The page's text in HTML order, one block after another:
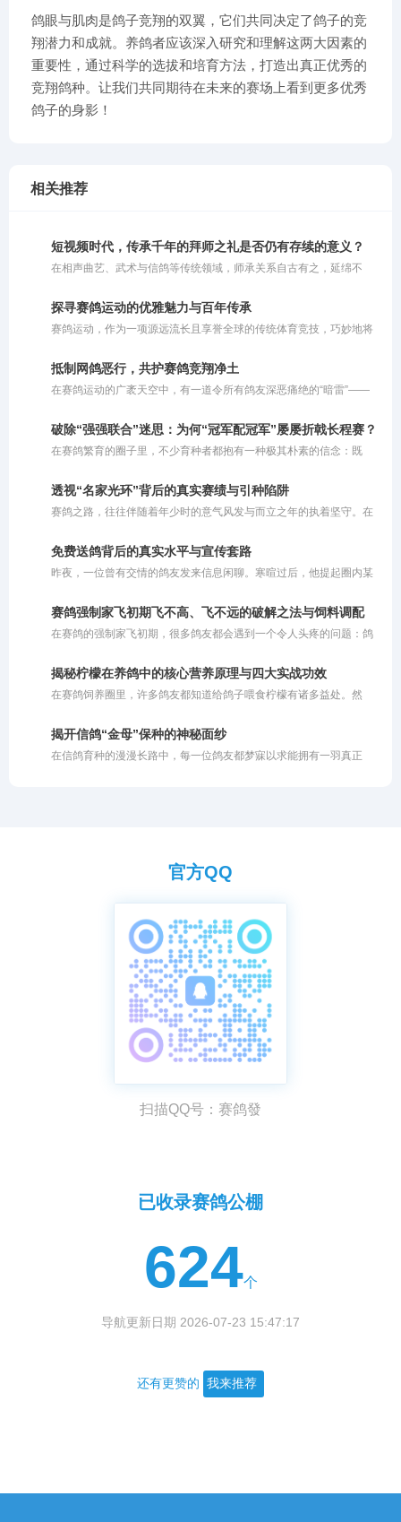
鸽眼与肌肉是鸽子竞翔的双翼，它们共同决定了鸽子的竞
翔潜力和成就。养鸽者应该深入研究和理解这两大因素的
重要性，通过科学的选拔和培育方法，打造出真正优秀的
竞翔鸽种。让我们共同期待在未来的赛场上看到更多优秀
鸽子的身影！
相关推荐
短视频时代，传承千年的拜师之礼是否仍有存续的意义？
在相声曲艺、武术与信鸽等传统领域，师承关系自古有之，延绵不
织出了一张清晰的技艺传承图谱。然而，置身于瞬息万变的短视频时
代，当基础知识与技艺获取变得触手可得，一个引人深思的问题浮出
水面：如今，我们还需要拜师吗？
探寻赛鸽运动的优雅魅力与百年传承
赛鸽运动，作为一项源远流长且享誉全球的传统体育竞技，巧妙地将
发力定胜负，而是对鸽子与生俱来的归巢本能、持久耐力以及精准方
向感的深度考量。同时，它也是一场考验鸽主科学饲养与训练策略的
综合较量，完美诠释了人与自然和谐共舞的竞技美学。在现代竞翔体
力、智慧与团队协作于一体的优雅盛会。
抵制网鸽恶行，共护赛鸽竞翔净土
在赛鸽运动的广袤天空中，有一道令所有鸽友深恶痛绝的“暗雷”——
的行径，不仅践踏了体育竞技的公平底线，更在情理与法律的双重维
度上被严厉禁止。
破除“强强联合”迷思：为何“冠军配冠军”屡屡折戟长程赛？
在赛鸽繁育的圈子里，不少育种者都抱有一种极其朴素的信念：既
级战将。在他们的惯性思维中，父母双方均已用赛绩证明了自己的巅
峰实力，子代自然应当集齐双方优势。可惜事与愿违，现实往往会给
这种盲目自信当头棒喝。那些头顶“双冠”光环的幼鸽，在面对300公里
里决赛的征途，往往如同泥牛入海，再无归期。为何看似完美的“双
透视“名家光环”背后的真实赛绩与引种陷阱
赛鸽之路，往往伴随着年少时的意气风发与而立之年的执着坚守。在
袭，甚至从月薪五千的普通人摇身一变成为身价百万的养殖基地老
板。这些真实的成功案例，无疑给广大养鸽人注入了一剂强心针。然
而，随着赛鸽运动的商业化，圈子里也滋生出诸多乱象。昨晚，一位
鸽子飞得好，还独创了一套“免费让别人交费参赛，再拍回奖鸽”的运
竟隐藏着多少真实实力与宣传套
免费送鸽背后的真实水平与宣传套路
昨夜，一位曾有交情的鸽友发来信息闲聊。寒暄过后，他提起圈内某
费提供给鸽友交费参赛，唯一的要求就是把获奖的鸽子拍回来。鸽友
劝我也效仿此法，多送免费鸽子让他人试验，以此扩大知名度，让更
多人体验自家鸽系的实力。他甚至提到，有人用该名家的鸽子在寄养
赛鸽强制家飞初期飞不高、飞不远的破解之法与饲料调配
在赛鸽的强制家飞初期，很多鸽友都会遇到一个令人头疼的问题：鸽
成：一是夏季高温炎热；二是赛鸽的气囊功能尚未完全打开；三是鸽
子之前没有经历过高强度的飞行训练，体能储备不足。
揭秘柠檬在养鸽中的核心营养原理与四大实战功效
在赛鸽饲养圈里，许多鸽友都知道给鸽子喂食柠檬有诸多益处。然
这种粗放的投喂方式未能充分挖掘柠檬的潜藏价值。柠檬之所以在禽
类养殖中备受推崇，背后有着扎实的营养学支撑。若不明就里地盲目
使用，不仅会白白浪费优质资源的核心功效，甚至可能因浓度过高或
揭开信鸽“金母”保种的神秘面纱
在信鸽育种的漫漫长路中，每一位鸽友都梦寐以求能拥有一羽真正
官方QQ
扫描QQ号：赛鸽發
已收录赛鸽公棚
624个
导航更新日期 2026-07-23 15:47:17
还有更赞的 我来推荐